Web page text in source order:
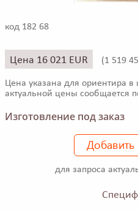
код 182 68
Цена 16 021 EUR (1 519
Цена указана для ориентира
актуальной цены сообщается
Изготовление под заказ
Добавить
для запроса